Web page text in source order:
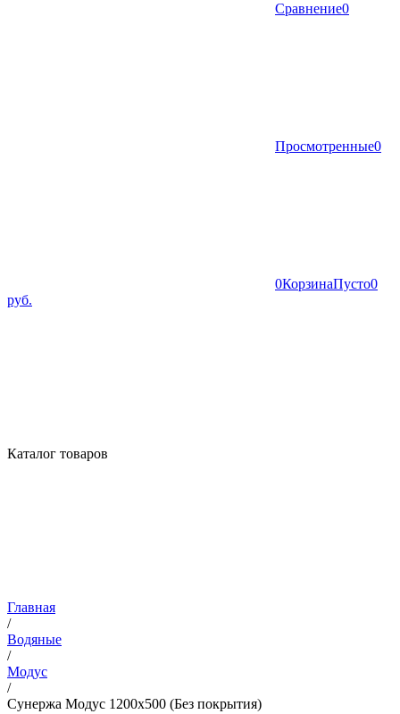
Сравнение0
Просмотренные0
0КорзинаПусто0
руб.
Каталог товаров
Главная
/
Водяные
/
Модус
/
Сунержа Модус 1200х500 (Без покрытия)